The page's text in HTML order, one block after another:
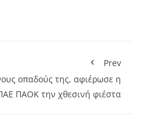
Prev
οπαδούς της, αφιέρωσε η
ΠΑΟΚ την χθεσινή φιέστα